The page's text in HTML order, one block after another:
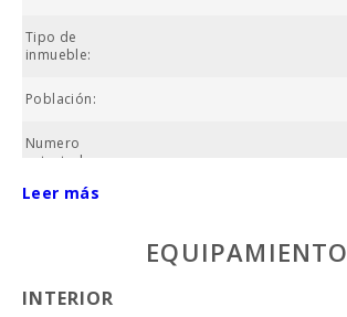
Tipo de
inmueble:
Población:
Numero
catastral:
Código de
Leer más
EQUIPAMIENTO
INTERIOR